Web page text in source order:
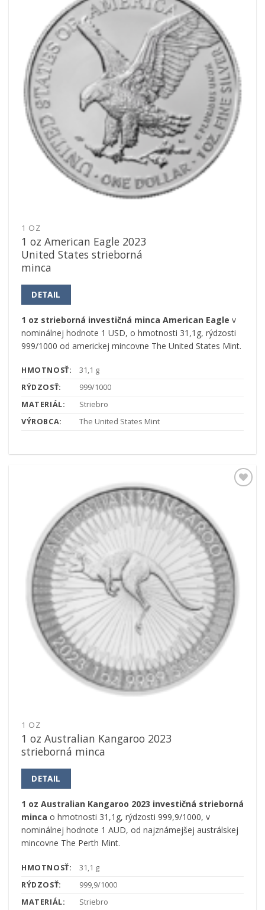
1 OZ
1 oz American Eagle 2023
United States strieborná
minca
DETAIL
1 oz strieborná investičná minca American Eagle v
nominálnej hodnote 1 USD, o hmotnosti 31,1g, rýdzosti
999/1000 od americkej mincovne The United States Mint.
HMOTNOSŤ:
31,1 g
RÝDZOSŤ:
999/1000
MATERIÁL:
Striebro
VÝROBCA:
The United States Mint
1 OZ
1 oz Australian Kangaroo 2023
strieborná minca
DETAIL
1 oz Australian Kangaroo 2023 investičná strieborná
minca o hmotnosti 31,1g, rýdzosti 999,9/1000, v
nominálnej hodnote 1 AUD, od najznámejšej austrálskej
mincovne The Perth Mint.
HMOTNOSŤ:
31,1 g
RÝDZOSŤ:
999,9/1000
MATERIÁL:
Striebro